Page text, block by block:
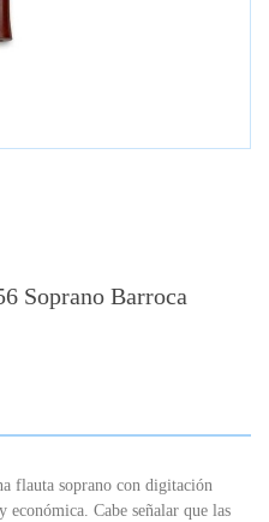
Soprano Barroca
flauta soprano con digitación
económica. Cabe señalar que las